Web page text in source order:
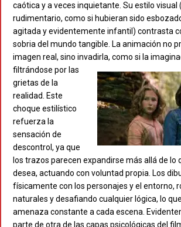
caótica y a veces inquietante. Su estilo
rudimentario, como si hubieran sido
agitada y evidentemente infantil) contrasta
sobria del mundo tangible. La animación no
imagen real, sino invadirla, como si la
filtrándose por las
grietas de la
realidad. Este
choque estilístico
refuerza la
sensación de
descontrol, ya que
los trazos parecen expandirse más allá de lo
desea, actuando con voluntad propia. Los
físicamente con los personajes y el entorno,
naturales y desafiando cualquier lógica, lo
amenaza constante a cada escena.
parte de otra de las capas psicológicas del